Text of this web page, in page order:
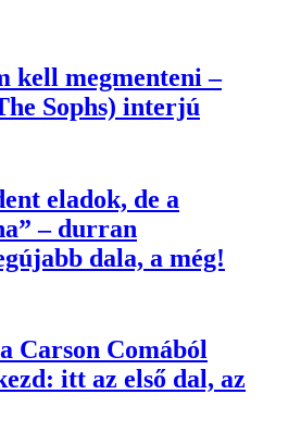
kell megmenteni –
Sophs) interjú
eladok, de a
– durran
dala, a még!
Carson Comából
itt az első dal, az